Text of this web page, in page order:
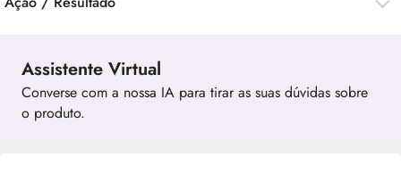
Assistente Virtual
Converse com a nossa IA para tirar as suas dúvidas sobre
o produto.